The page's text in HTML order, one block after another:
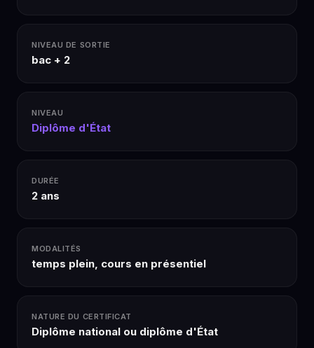
NIVEAU DE SORTIE
bac + 2
NIVEAU
Diplôme d'État
DURÉE
2 ans
MODALITÉS
temps plein, cours en présentiel
NATURE DU CERTIFICAT
Diplôme national ou diplôme d'État